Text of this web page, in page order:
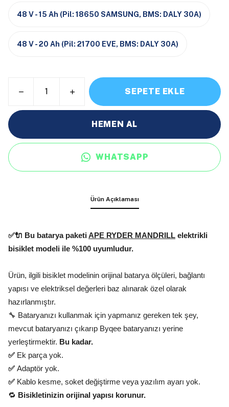
48 V - 15 Ah (Pil: 18650 SAMSUNG, BMS: DALY 30A)
48 V - 20 Ah (Pil: 21700 EVE, BMS: DALY 30A)
SEPETE EKLE
HEMEN AL
WHATSAPP
Ürün Açıklaması
✅🔌 Bu batarya paketiAPE RYDER MANDRILL elektrikli
bisiklet modeli ile %100 uyumludur.
Ürün, ilgili bisiklet modelinin orijinal batarya ölçüleri, bağlantı
yapısı ve elektriksel değerleri baz alınarak özel olarak
hazırlanmıştır.
🔧 Bataryanızı kullanmak için yapmanız gereken tek şey,
mevcut bataryanızı çıkarıp Byqee bataryanızı yerine
yerleştirmektir. Bu kadar.
✅ Ek parça yok.
✅ Adaptör yok.
✅ Kablo kesme, soket değiştirme veya yazılım ayarı yok.
🔁 Bisikletinizin orijinal yapısı korunur.